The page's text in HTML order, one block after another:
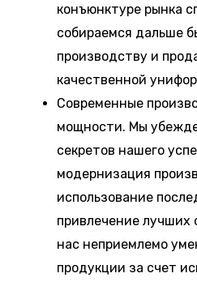
конъюнктуре рынка
собираемся дальше
производству и
качественной
Современные
мощности. Мы
секретов нашего
модернизация
использование
привлечение лучших
нас неприемлемо
продукции за счет